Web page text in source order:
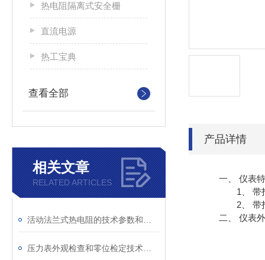
热电阻隔离式安全栅
直流电源
热工宝典
查看全部
相关文章
RELATED ARTICLES
产品详情
一、 仪表
1、 带打
2、 带打
二、 仪表